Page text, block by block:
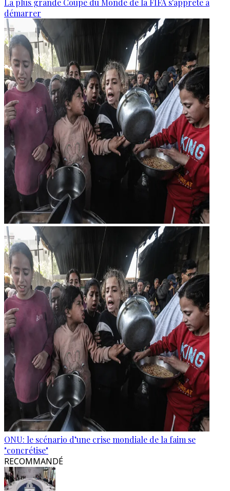
La plus grande Coupe du Monde de la FIFA s'apprête à
démarrer
ONU: le scénario d’une crise mondiale de la faim se
"concrétise"
RECOMMANDÉ